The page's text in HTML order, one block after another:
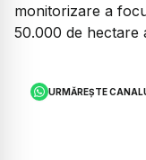
monitorizare a
50.000 de hectare
URMĂREȘTE